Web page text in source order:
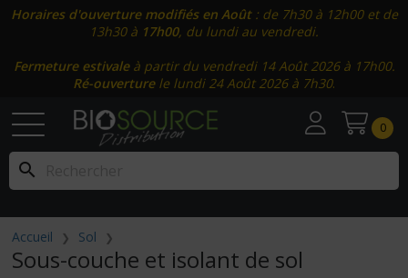
Horaires d'ouverture modifiés en Août: de 7h30 à 12h00 et de
13h30 à 17h00, du lundi au vendredi.
Fermeture estivaleà partir du vendredi 14 Août 2026 à 17h00.
Ré-ouverturele lundi 24 Août 2026 à 7h30.
search
0
Accueil Sol
Sous-couche et isolant de sol